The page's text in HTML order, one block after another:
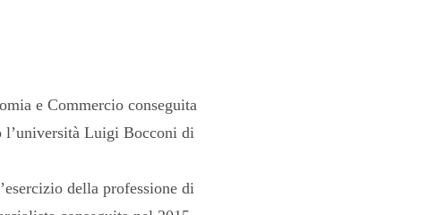
e Commercio conseguita
l’università Luigi Bocconi di
della professione di